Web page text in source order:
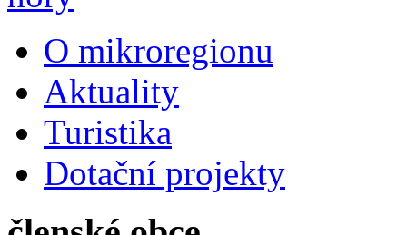
O mikroregionu
Aktuality
Turistika
Dotační projekty